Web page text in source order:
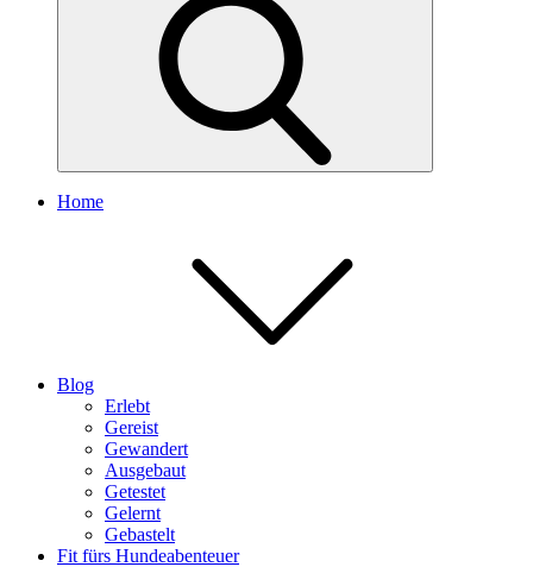
Home
Blog
Erlebt
Gereist
Gewandert
Ausgebaut
Getestet
Gelernt
Gebastelt
Fit fürs Hundeabenteuer